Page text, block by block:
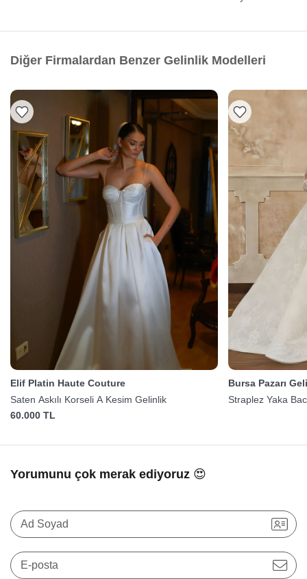
Diğer Firmalardan Benzer Gelinlik Modelleri
Elif Platin Haute Couture
Saten Askılı Korseli A Kesim Gelinlik
60.000 TL
Bursa Pazarı
Straplez Yaka
Yorumunu çok merak ediyoruz 😍
Ad Soyad
E-posta